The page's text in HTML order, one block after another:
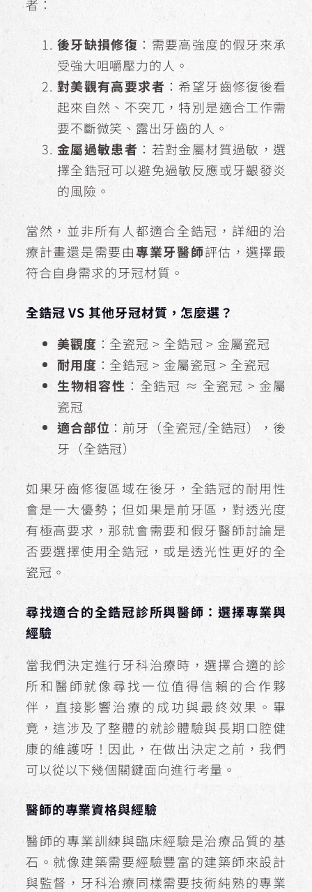
者：
後牙缺損修復 ：需要高強度的假牙來承
受強大咀嚼壓力的人。
對美觀有高要求者 ：希望牙齒修復後看
起來自然、不突兀，特別是適合工作需
要不斷微笑、露出牙齒的人。
金屬過敏患者 ：若對金屬材質過敏，選
擇全鋯冠可以避免過敏反應或牙齦發炎
的風險。
當然，並非所有人都適合全鋯冠，詳細的治
療計畫還是需要由專業牙醫師評估，選擇最
符合自身需求的牙冠材質。
全鋯冠 VS 其他牙冠材質，怎麼選？
美觀度 ：全瓷冠 > 全鋯冠 > 金屬瓷冠
耐用度 ：全鋯冠 > 金屬瓷冠 > 全瓷冠
生物相容性 ：全鋯冠 ≈ 全瓷冠 > 金屬
瓷冠
適合部位 ：前牙（全瓷冠/全鋯冠），後
牙（全鋯冠）
如果牙齒修復區域在後牙，全鋯冠的耐用性
會是一大優勢；但如果是前牙區，對透光度
有極高要求，那就會需要和假牙醫師討論是
否要選擇使用全鋯冠，或是透光性更好的全
瓷冠。
尋找適合的全鋯冠診所與醫師：選擇專業與
經驗
當我們決定進行牙科治療時，選擇合適的診
所和醫師就像尋找一位值得信賴的合作夥
伴，直接影響治療的成功與最終效果。畢
竟，這涉及了整體的就診體驗與長期口腔健
康的維護呀！因此，在做出決定之前，我們
可以從以下幾個關鍵面向進行考量。
醫師的專業資格與經驗
醫師的專業訓練與臨床經驗是治療品質的基
石。就像建築需要經驗豐富的建築師來設計
與監督，牙科治療同樣需要技術純熟的專業